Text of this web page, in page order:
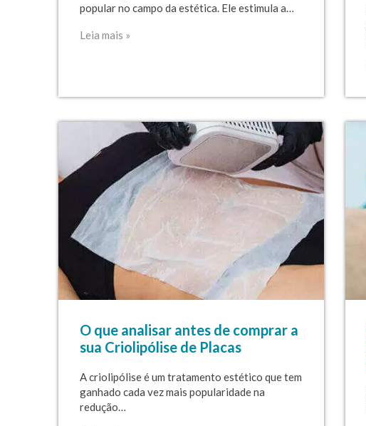
popular no campo da estética. Ele estimula a…
Leia mais »
O que analisar antes de comprar a
sua Criolipólise de Placas
A criolipólise é um tratamento estético que tem
ganhado cada vez mais popularidade na
redução…